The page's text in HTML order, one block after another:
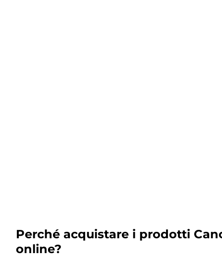
Perché acquistare i prodotti
online?